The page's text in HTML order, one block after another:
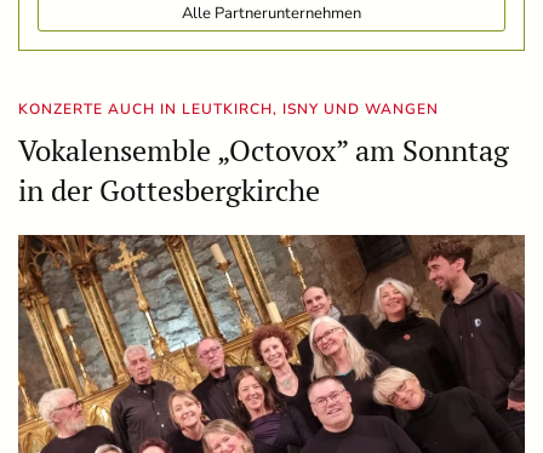
Alle Partnerunternehmen
KONZERTE AUCH IN LEUTKIRCH, ISNY UND WANGEN
Vokalensemble „Octovox” am Sonntag
in der Gottesbergkirche